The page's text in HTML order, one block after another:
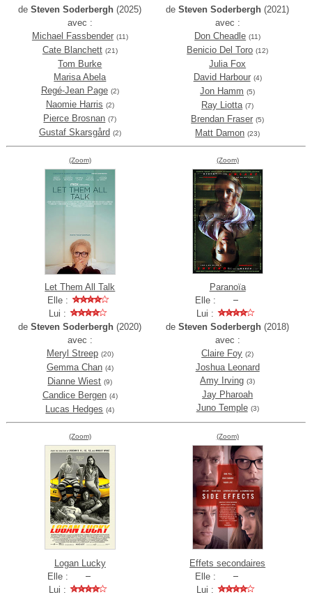
deSteven Soderbergh (2025)
avec :
Michael Fassbender (11)
Cate Blanchett (21)
Tom Burke
Marisa Abela
Regé-Jean Page (2)
Naomie Harris (2)
Pierce Brosnan (7)
Gustaf Skarsgård (2)
deSteven Soderbergh (2021)
avec :
Don Cheadle (11)
Benicio Del Toro (12)
Julia Fox
David Harbour (4)
Jon Hamm (5)
Ray Liotta (7)
Brendan Fraser (5)
Matt Damon (23)
(Zoom)
Let Them All Talk
Elle :
Lui :
deSteven Soderbergh (2020)
avec :
Meryl Streep (20)
Gemma Chan (4)
Dianne Wiest (9)
Candice Bergen (4)
Lucas Hedges (4)
(Zoom)
Paranoïa
Elle :
Lui :
deSteven Soderbergh (2018)
avec :
Claire Foy (2)
Joshua Leonard
Amy Irving (3)
Jay Pharoah
Juno Temple (3)
(Zoom)
Logan Lucky
Elle :
Lui :
(Zoom)
Effets secondaires
Elle :
Lui :